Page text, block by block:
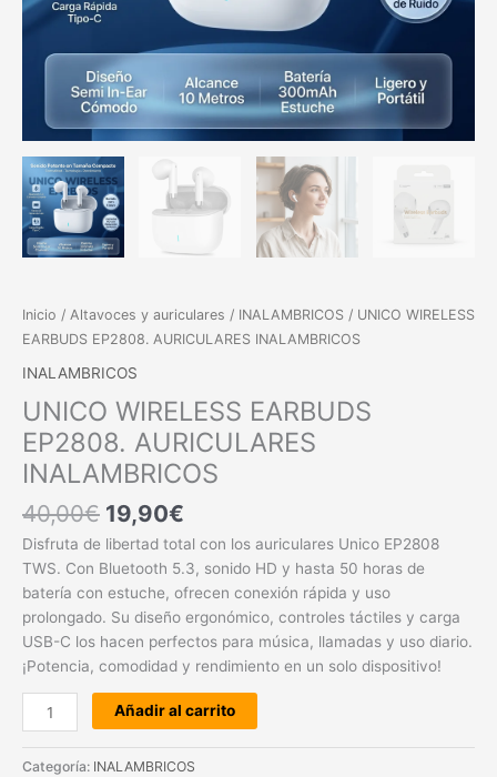
Inicio / Altavoces y auriculares / INALAMBRICOS / UNICO WIRELESS
EARBUDS EP2808. AURICULARES INALAMBRICOS
INALAMBRICOS
UNICO WIRELESS EARBUDS
EP2808. AURICULARES
INALAMBRICOS
40,00€ 19,90€
Disfruta de libertad total con los auriculares Unico EP2808
TWS. Con Bluetooth 5.3, sonido HD y hasta 50 horas de
batería con estuche, ofrecen conexión rápida y uso
prolongado. Su diseño ergonómico, controles táctiles y carga
USB-C los hacen perfectos para música, llamadas y uso diario.
¡Potencia, comodidad y rendimiento en un solo dispositivo!
Añadir al carrito
Categoría: INALAMBRICOS